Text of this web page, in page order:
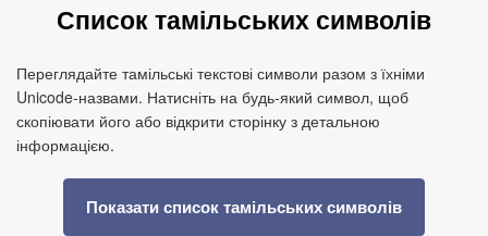
Список тамільських символів
Переглядайте тамільські текстові символи разом з їхніми
Unicode‑назвами. Натисніть на будь‑який символ, щоб
скопіювати його або відкрити сторінку з детальною
інформацією.
Показати список тамільських символів